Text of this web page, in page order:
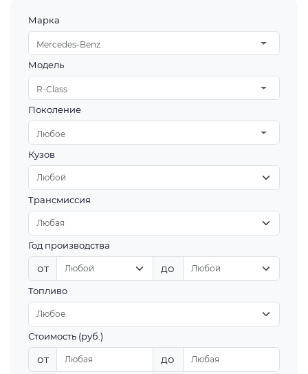
Марка
Mercedes-Benz
Модель
R-Class
Поколение
Любое
Кузов
Трансмиссия
Год производства
от до
Топливо
Стоимость (руб.)
от до